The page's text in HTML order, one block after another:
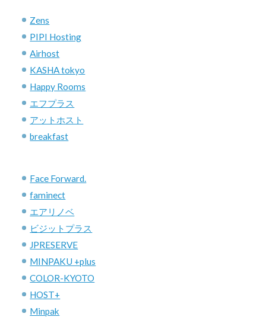
Zens
PIPI Hosting
Airhost
KASHA tokyo
Happy Rooms
エフプラス
アットホスト
breakfast
Face Forward.
faminect
エアリノベ
ビジットプラス
JPRESERVE
MINPAKU +plus
COLOR-KYOTO
HOST+
Minpak